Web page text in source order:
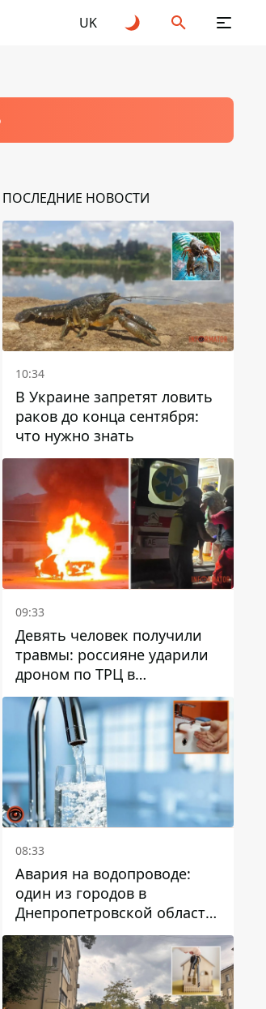
UK
ПОСЛЕДНИЕ НОВОСТИ
10:34
В Украине запретят ловить
раков до конца сентября:
что нужно знать
09:33
Девять человек получили
травмы: россияне ударили
дроном по ТРЦ в
Павлограде, будет ли
работать заведение в
дальнейшем
08:33
Авария на водопроводе:
один из городов в
Днепропетровской области
остался без воды